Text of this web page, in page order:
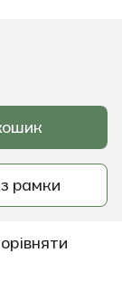
рамки